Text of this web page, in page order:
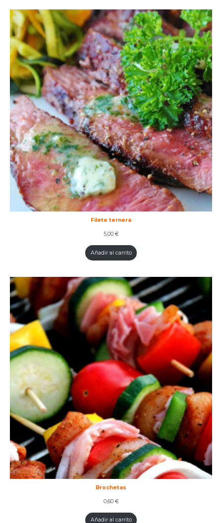
Filete ternera
5,00 €
Añadir al carrito
Brochetas
0,60 €
Añadir al carrito